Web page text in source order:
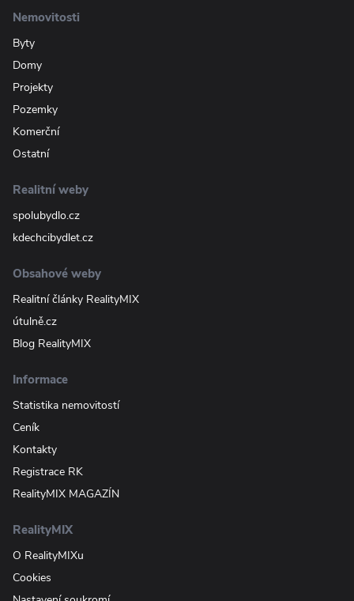
Nemovitosti
Byty
Domy
Projekty
Pozemky
Komerční
Ostatní
Realitní weby
spolubydlo.cz
kdechcibydlet.cz
Obsahové weby
Realitní články RealityMIX
útulně.cz
Blog RealityMIX
Informace
Statistika nemovitostí
Ceník
Kontakty
Registrace RK
RealityMIX MAGAZÍN
RealityMIX
O RealityMIXu
Cookies